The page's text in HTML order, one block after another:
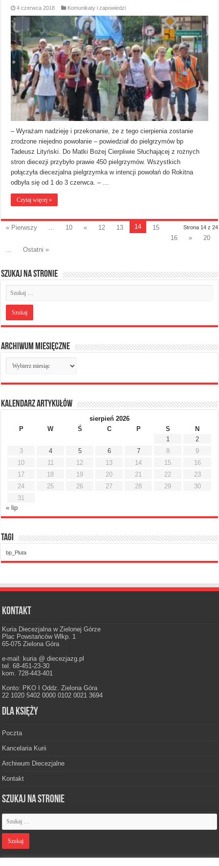
4 czerwca 2018 Komunikaty i zapowiedzi
– Wyrażam nadzieję i przekonanie, że z tego cierpienia zostanie
zrodzone niejedno powołanie – powiedział do pielgrzymów bp
Tadeusz Lityński. Do Matki Bożej Cierpliwie Słuchającej z rożnych
stron diecezji przybyło prawie 450 pielgrzymów. Wszystkich
połączyła diecezjalna pielgrzymka w intencji powołań do Rokitna
odbyła się od 1 do 3 czerwca. – …
Czytaj więcej »
Strona 14 z 24
« Pierwszy 10 « 12 13 14
15
16
»
20
Ostatni »
Szukaj na stronie
Archiwum miesięczne
Archiwum
miesięczne
Kalendarz artykułów
sierpień 2026
P
W Ś C P S
N
1
2
3
4 5 6 7 8
9
10
11 12 13 14 15
16
17
18 19 20 21 22
23
24
25 26 27 28 29
30
31
« lip
Tagi
bp_Pluta
Kontakt
Kuria Diecezjalna w Zielonej Górze
Plac Powstańców Wlkp. 1
65-075 Zielona Góra
e-mail: kuria @ diecezjazg.pl
tel. 68-451-23-30
kom. 728-443-401
Konto: PKO I Oddz. Zielona Góra
22 1020 5402 0000 0102 0021 3694
Dla księży
Poczta
Kancelaria Kurii
Archiwum Diecezjalne
Kontakt
Szukaj na stronie